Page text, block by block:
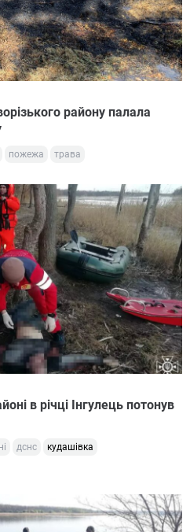
району палала
пожежа трава
в річці Інгулець потонув
дснс
кудашівка